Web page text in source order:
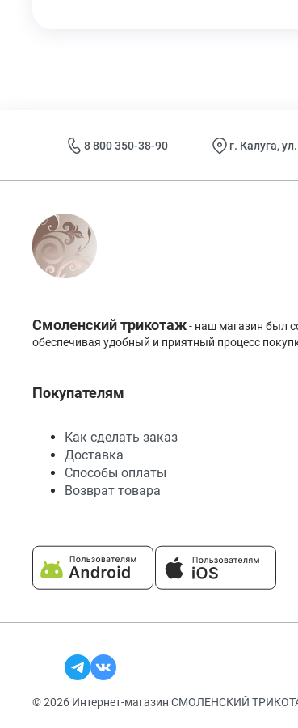
8 800 350-38-90 г. Калуга,
Смоленский трикотаж- наш магазин был
обеспечивая удобный и приятный процесс
Покупателям
Как сделать заказ
Доставка
Способы оплаты
Возврат товара
© 2026 Интернет-магазин СМОЛЕНСКИЙ